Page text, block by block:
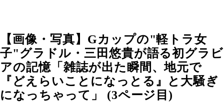
【画像・写真】Gカップの"軽トラ女
子"グラドル・三田悠貴が語る初グラビ
アの記憶「雑誌が出た瞬間、地元で
『どえらいことになっとる』と大騒ぎ
になっちゃって」 (3ページ目)